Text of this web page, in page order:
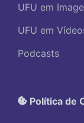
UFU em
UFU em
Podcasts
Política de